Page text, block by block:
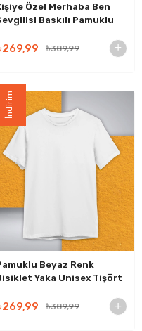
Özel Merhaba Ben
Baskılı Pamuklu
Baskılı Tişört
₺389,99
Beyaz Renk
Yaka Unisex Tişört
₺389,99
İndirim